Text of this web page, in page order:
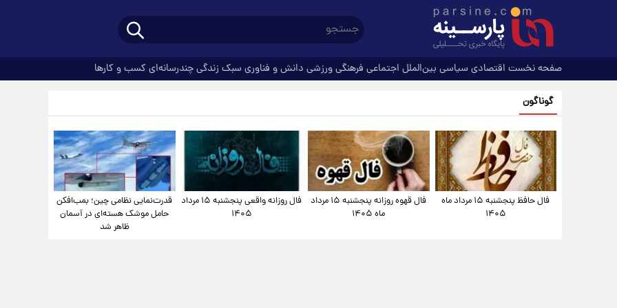
صفحه نخست اقتصادی سیاسی بین‌الملل اجتماعی فرهنگیورزشی دانش و فناوری سبک زندگیچندرسانه‌ای کسب و کارها
گوناگون
فال حافظ پنجشنبه ۱۵ مرداد ماه
۱۴۰۵
فال قهوه روزانه پنجشنبه ۱۵ مرداد
ماه ۱۴۰۵
فال روزانه واقعی پنجشنبه ۱۵ مرداد
۱۴۰۵
قدرت‌نمایی نظامی چین؛ بمب‌افکن
حامل موشک هسته‌ای در آسمان
ظاهر شد